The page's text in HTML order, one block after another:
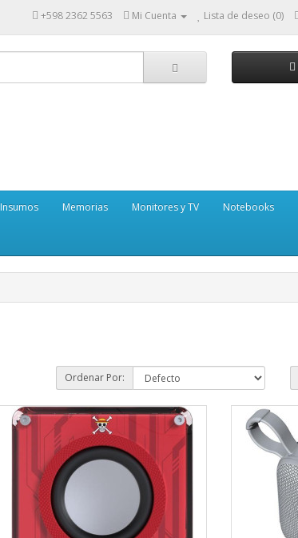
+598 2362 5563 Mi Cuenta Lista de deseo (0)
Insumos Memorias Monitores y TV Notebooks
Ordenar Por: